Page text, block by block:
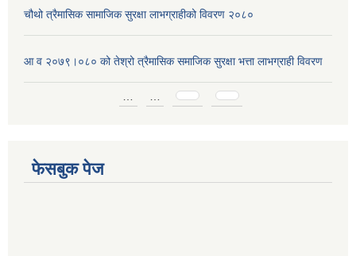
चौथो त्रैमासिक सामाजिक सुरक्षा लाभग्राहीको विवरण २०८०
आ व २०७९।०८० को तेश्रो त्रैमासिक समाजिक सुरक्षा भत्ता लाभग्राही विवरण
फेसबुक पेज